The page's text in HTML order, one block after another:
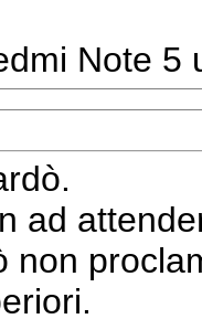
Note 5
ad
non